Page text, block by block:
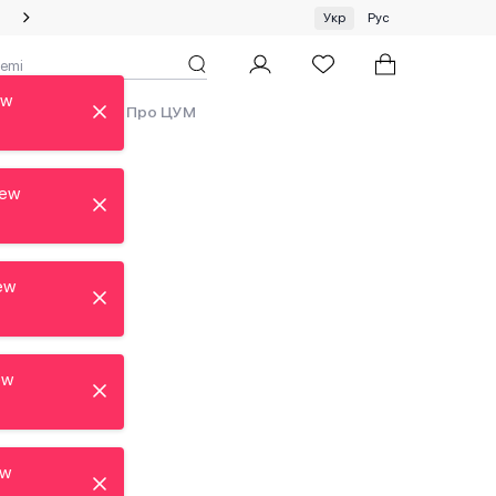
Спеціальна пропозиція на одяг та хустки ЦУМ by GUNIA
Укр Рус
Аутлет Про ЦУМ